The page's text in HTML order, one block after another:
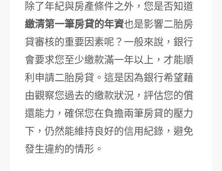
除了年紀與房產條件之外，您是否知道
繳清第一筆房貸的年資也是影響二胎房
貸審核的重要因素呢？一般來說，銀行
會要求您至少繳款滿一年以上，才能順
利申請二胎房貸。這是因為銀行希望藉
由觀察您過去的繳款狀況，評估您的償
還能力，確保您在負擔兩筆房貸的壓力
下，仍然能維持良好的信用紀錄，避免
發生違約的情形。